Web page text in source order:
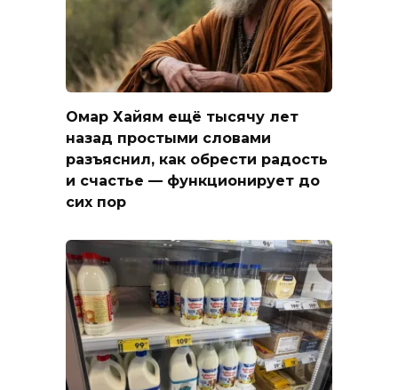
Омар Хайям ещё тысячу лет
назад простыми словами
разъяснил, как обрести радость
и счастье — функционирует до
сих пор